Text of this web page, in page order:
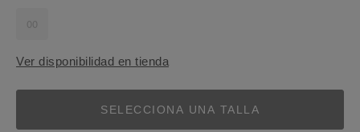
00
Ver disponibilidad en tienda
SELECCIONA UNA TALLA